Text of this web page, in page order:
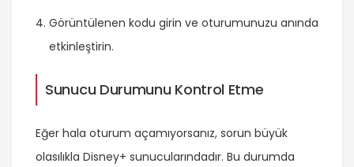
Görüntülenen kodu girin ve oturumunuzu anında
etkinleştirin.
Sunucu Durumunu Kontrol Etme
Eğer hala oturum açamıyorsanız, sorun büyük
olasılıkla Disney+ sunucularındadır. Bu durumda